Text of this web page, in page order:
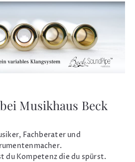
Musikhaus Beck
Fachberater und
du Kompetenz die du spürst.